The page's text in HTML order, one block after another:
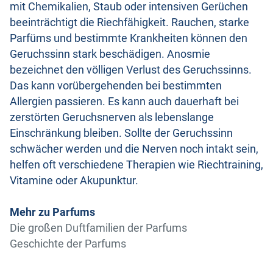
mit Chemikalien, Staub oder intensiven Gerüchen
beeinträchtigt die Riechfähigkeit. Rauchen, starke
Parfüms und bestimmte Krankheiten können den
Geruchssinn stark beschädigen. Anosmie
bezeichnet den völligen Verlust des Geruchssinns.
Das kann vorübergehenden bei bestimmten
Allergien passieren. Es kann auch dauerhaft bei
zerstörten Geruchsnerven als lebenslange
Einschränkung bleiben. Sollte der Geruchssinn
schwächer werden und die Nerven noch intakt sein,
helfen oft verschiedene Therapien wie Riechtraining,
Vitamine oder Akupunktur.
Mehr zu Parfums
Die großen Duftfamilien der Parfums
Geschichte der Parfums